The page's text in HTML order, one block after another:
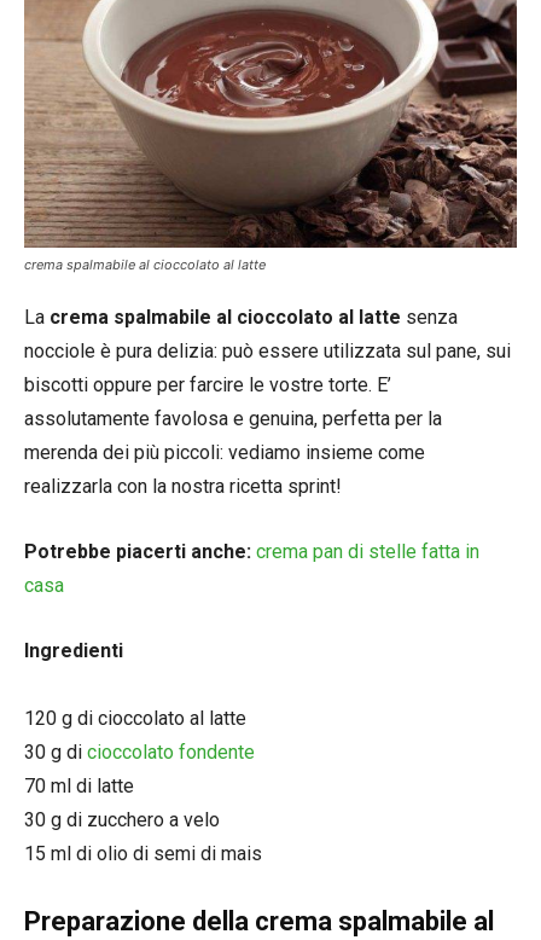
crema spalmabile al cioccolato al latte
La crema spalmabile al cioccolato al latte senza
nocciole è pura delizia: può essere utilizzata sul pane, sui
biscotti oppure per farcire le vostre torte. E’
assolutamente favolosa e genuina, perfetta per la
merenda dei più piccoli: vediamo insieme come
realizzarla con la nostra ricetta sprint!
Potrebbe piacerti anche: crema pan di stelle fatta in
casa
Ingredienti
120 g di cioccolato al latte
30 g di cioccolato fondente
70 ml di latte
30 g di zucchero a velo
15 ml di olio di semi di mais
Preparazione della crema spalmabile al